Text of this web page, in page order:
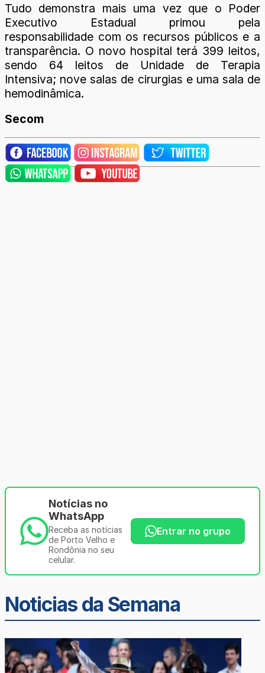
Tudo demonstra mais uma vez que o Poder
Executivo Estadual primou pela
responsabilidade com os recursos públicos e a
transparência. O novo hospital terá 399 leitos,
sendo 64 leitos de Unidade de Terapia
Intensiva; nove salas de cirurgias e uma sala de
hemodinâmica.
Secom
Notícias no
WhatsApp
Receba as notícias
de Porto Velho e
Rondônia no seu
celular.
Entrar no grupo
Noticias da Semana